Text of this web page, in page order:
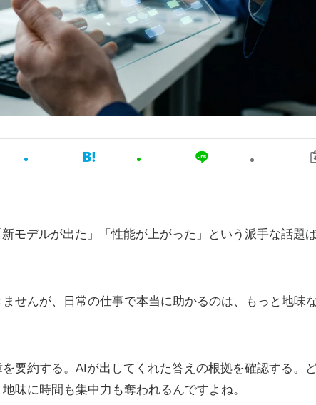
モデルが出た」「性能が上がった」という派手な話題
せんが、日常の仕事で本当に助かるのは、もっと地味
要約する。AIが出してくれた答えの根拠を確認する。
味に時間も集中力も奪われるんですよね。